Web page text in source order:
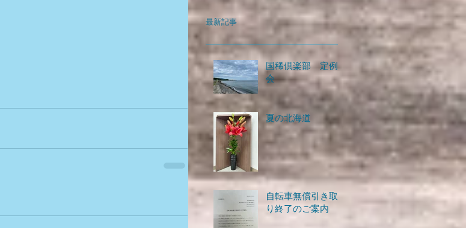
最新記事
国稀倶楽部 定例
会
夏の北海道
自転車無償引き取
り終了のご案内